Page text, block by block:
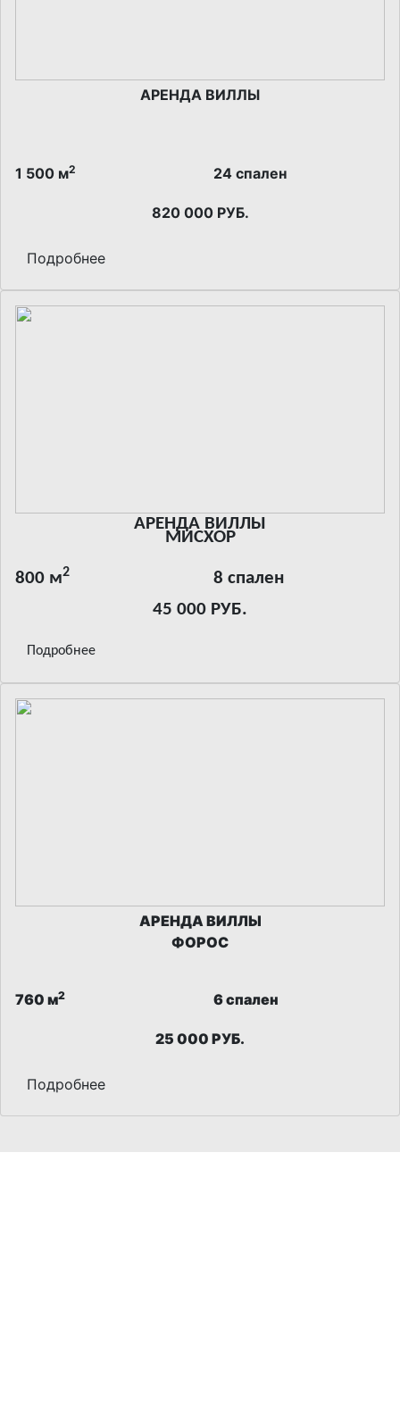
АРЕНДА ВИЛЛЫ
1 500 м2 24 спален
820 000 РУБ.
Подробнее
АРЕНДА ВИЛЛЫ
МИСХОР
800 м2
8 спален
45 000 РУБ.
Подробнее
АРЕНДА ВИЛЛЫ
ФОРОС
760 м2 6 спален
25 000 РУБ.
Подробнее